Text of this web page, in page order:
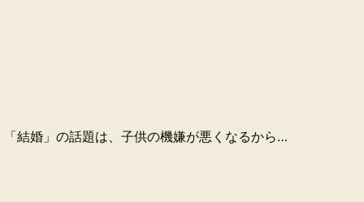
「結婚」の話題は、子供の機嫌が悪くなるから…